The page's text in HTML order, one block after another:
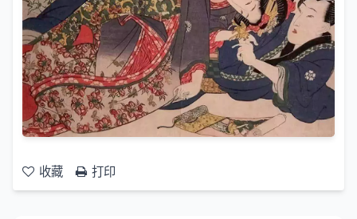
收藏 打印